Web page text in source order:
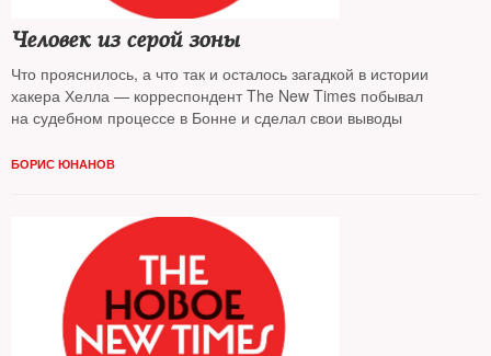
Человек из серой зоны
Что прояснилось, а что так и осталось загадкой в истории
хакера Хелла — корреспондент The New Times побывал
на судебном процессе в Бонне и сделал свои выводы
БОРИС ЮНАНОВ